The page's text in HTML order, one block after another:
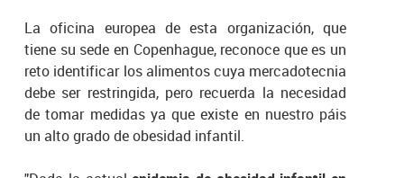
La oficina europea de esta organización, que
tiene su sede en Copenhague, reconoce que es un
reto identificar los alimentos cuya mercadotecnia
debe ser restringida, pero recuerda la necesidad
de tomar medidas ya que existe en nuestro páis
un alto grado de obesidad infantil.